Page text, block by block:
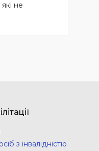
не
з інвалідністю